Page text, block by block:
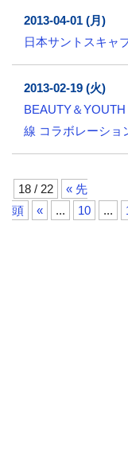
2013-04-01 (月)
日本サントスキャ
2013-02-19 (火)
BEAUTY＆
線 コラボレーショ
18 / 22
« 先
頭
« ... 10 ...